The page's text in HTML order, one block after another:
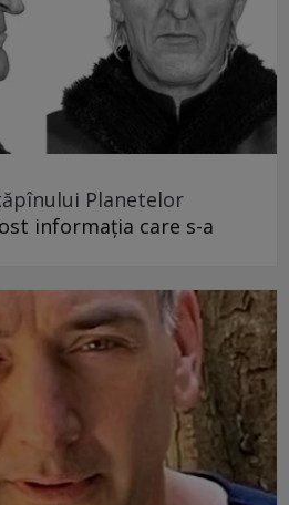
Planetelor
informaţia care s-a